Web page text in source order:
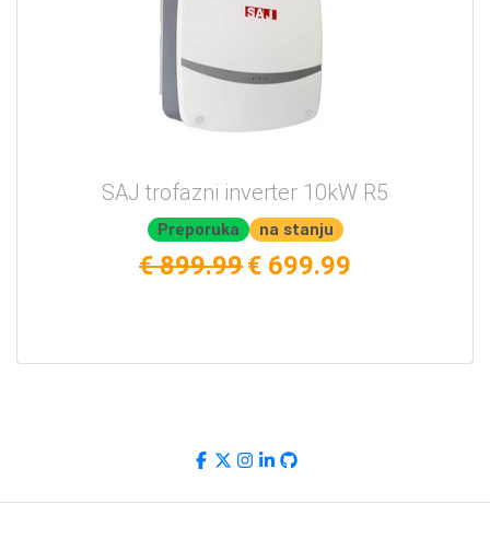
SAJ trofazni inverter 10kW R5
Preporuka na stanju
€ 899.99€ 699.99